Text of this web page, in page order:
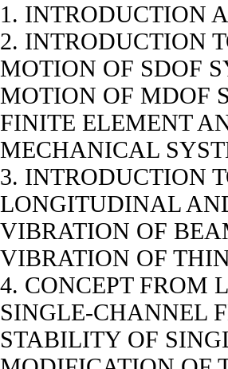
1. INTRODUCTION
2. INTRODUCTION
MOTION OF SDOF
MOTION OF MDOF
FINITE ELEMENT
MECHANICAL
3. INTRODUCTION
LONGITUDINAL
VIBRATION OF
VIBRATION OF
4. CONCEPT FROM
SINGLE-CHANNEL
STABILITY OF